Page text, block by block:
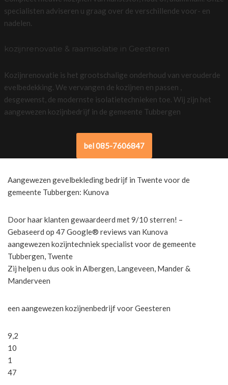
specialisten adviseren u graag over de verschillende voor- en
nadelen.
kozijnrenovatie & raamisolatie in Geesteren
Kozijnrenovatie is het grootschalige onderhoud van verouderde
evelbedekking. We vervangen de kozijnen en passen ,
desgewenst, de modernste isolatietechnieken toe. Wij zijn het
aangewezen kozijnbedrijf in de gemeente Tubbergen
bel 085-7606847
Aangewezen gevelbekleding bedrijf in Twente voor de
gemeente Tubbergen: Kunova
Door haar klanten gewaardeerd met 9/10 sterren! –
Gebaseerd op 47 Google® reviews van Kunova
aangewezen kozijntechniek specialist voor de gemeente
Tubbergen, Twente
Zij helpen u dus ook in Albergen, Langeveen, Mander &
Manderveen
een aangewezen kozijnenbedrijf voor Geesteren
9,2
10
1
47